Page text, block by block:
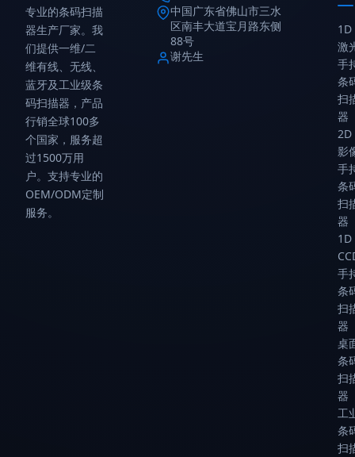
专业的条码扫描
器生产厂家。我
们提供一维/二
维有线、无线、
蓝牙及工业级条
码扫描器，产品
行销全球100多
个国家，服务超
过1500万用
户。支持专业的
OEM/ODM定制
服务。
中国广东省佛山市三水
区南丰大道宝月路东侧
88号
谢先生
1D
激
手
条
扫
器
2D
影
手
条
扫
器
1D
手
条
扫
器
桌
条
扫
器
工
条
扫